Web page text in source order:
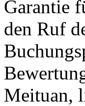
Garantie
den Ruf
Meituan,